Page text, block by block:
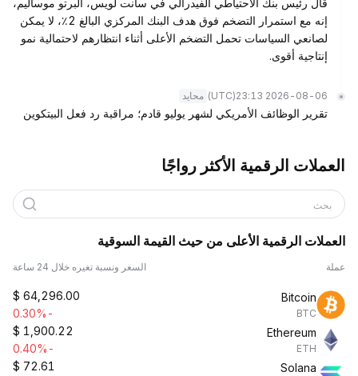
قال رئيس بنك الاحتياطي الفيدرالي في سانت لويس، ألبرتو موساليم،
إنه مع استمرار التضخم فوق هدف البنك المركزي البالغ 2٪، لا يمكن
لصانعي السياسات تحمل التضخم الأعلى أثناء انتظارهم لاحتمالية نمو
إنتاجية أقوى.
2026-08-06 23:13
(UTC) محايد
تقرير الوظائف الأمريكي لشهر يوليو قادم؛ مراقبة رد فعل البيتكوين
العملات الرقمية الأكثر رواجًا
بحث
العملات الرقمية الأعلى من حيث القيمة السوقية
عملة السعر ونسبة تغيره خلال 24 ساعة
Bitcoin
BTC
$ 64,296.00
-0.30%
Ethereum
ETH
$ 1,900.22
-0.40%
Solana
$ 72.61